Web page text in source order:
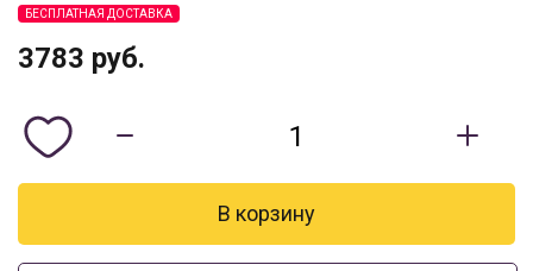
БЕСПЛАТНАЯ ДОСТАВКА
3783 руб.